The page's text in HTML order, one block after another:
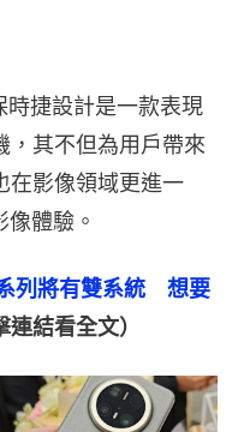
時捷設計是一款表現
，其不但為用戶帶來
在影像領域更進一
體驗。
列將有雙系統　想要
連結看全文）